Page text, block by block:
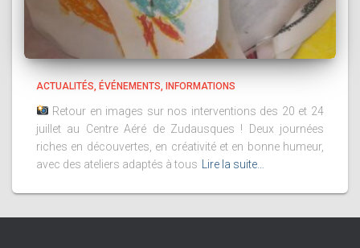
ACTUALITÉS ÉVÉNEMENTS INFORMATIONS
Retour en images sur nos interventions des 20 et 24
juillet au Centre Aéré de Zudausques ! Deux journées
riches en découvertes, en créativité et en bonne humeur,
avec des ateliers adaptés à tous
Lire la suite…